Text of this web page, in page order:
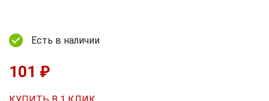
Есть в наличии
101 ₽